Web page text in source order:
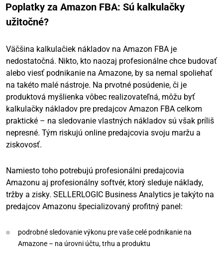
Poplatky za Amazon FBA: Sú kalkulačky
užitočné?
Väčšina kalkulačiek nákladov na Amazon FBA je
nedostatočná. Nikto, kto naozaj profesionálne chce budovať
alebo viesť podnikanie na Amazone, by sa nemal spoliehať
na takéto malé nástroje. Na prvotné posúdenie, či je
produktová myšlienka vôbec realizovateľná, môžu byť
kalkulačky nákladov pre predajcov Amazon FBA celkom
praktické – na sledovanie vlastných nákladov sú však príliš
nepresné. Tým riskujú online predajcovia svoju maržu a
ziskovosť.
Namiesto toho potrebujú profesionálni predajcovia
Amazonu aj profesionálny softvér, ktorý sleduje náklady,
tržby a zisky. SELLERLOGIC Business Analytics je takýto na
predajcov Amazonu špecializovaný profitný panel:
podrobné sledovanie výkonu pre vaše celé podnikanie na
Amazone – na úrovni účtu, trhu a produktu